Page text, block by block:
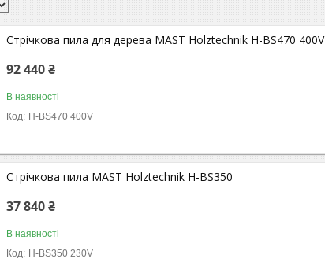
Стрічкова пила для дерева MAST Holztechnik H-BS470 400V
92 440 ₴
В наявності
H-BS470 400V
Стрічкова пила MAST Holztechnik H-BS350
37 840 ₴
В наявності
H-BS350 230V